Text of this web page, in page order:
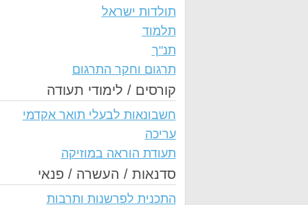
תולדות ישראל
תלמוד
תנ"ך
תרגום וחקר התרגום
קורסים / לימודי תעודה
חשבונאות לבעלי תואר אקדמי
עריכה
תעודת הוראה במוזיקה
סדנאות / העשרה / פנאי
התכנית לפרשנות ותרבות